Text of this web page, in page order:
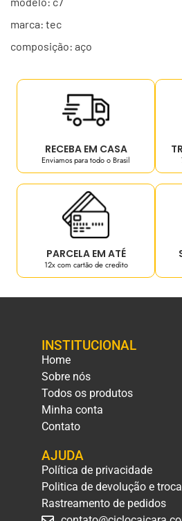
marca: tec
composição: aço
RECEBA EM CASA
Enviamos para todo o Brasil
PARCELA EM ATÉ
12x com cartão de credito
INSTITUCIONAL
Home
Sobre nós
Todos os produtos
Minha conta
Contato
AJUDA
Política de privacidade
Politica de devolução e
Rastreamento de pedidos